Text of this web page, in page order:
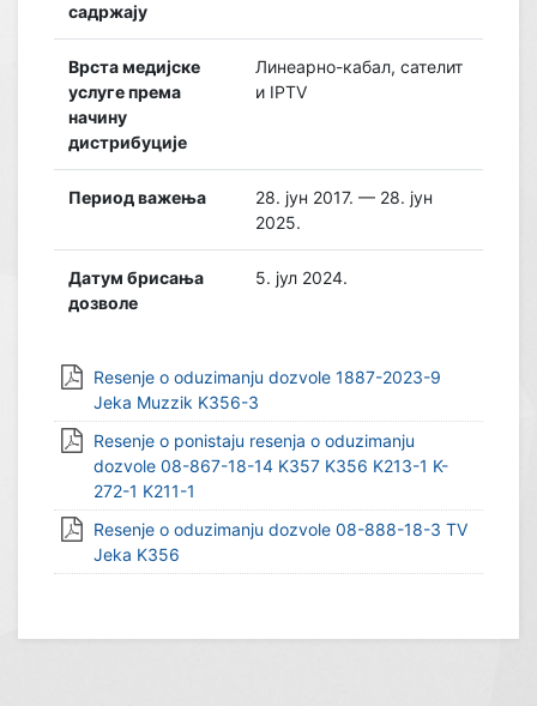
садржају
Врста медијске
услуге према
начину
дистрибуције
Линеарно-кабал, сателит
и IPTV
Период важења
28. јун 2017. — 28. јун
2025.
Датум брисања
дозволе
5. јул 2024.
Resenje o oduzimanju dozvole 1887-2023-9
Jeka Muzzik K356-3
Resenje o ponistaju resenja o oduzimanju
dozvole 08-867-18-14 K357 K356 K213-1 K-
272-1 K211-1
Resenje o oduzimanju dozvole 08-888-18-3 TV
Jeka K356